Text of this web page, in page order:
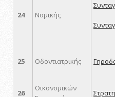
24 Νομικής
25 Οδοντιατρικής
26
Οικονομικών